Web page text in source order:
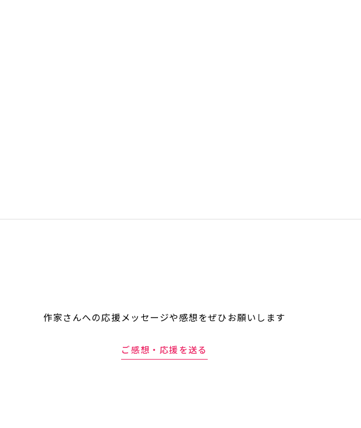
作家さんへの応援メッセージや感想をぜひお願いします
ご感想・応援を送る